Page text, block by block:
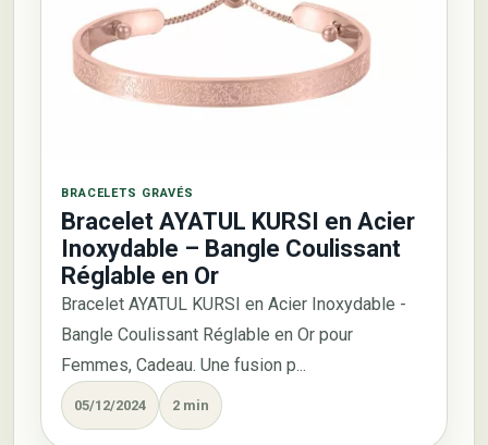
BRACELETS GRAVÉS
Bracelet AYATUL KURSI en Acier
Inoxydable – Bangle Coulissant
Réglable en Or
Bracelet AYATUL KURSI en Acier Inoxydable -
Bangle Coulissant Réglable en Or pour
Femmes, Cadeau. Une fusion p...
05/12/2024 2 min